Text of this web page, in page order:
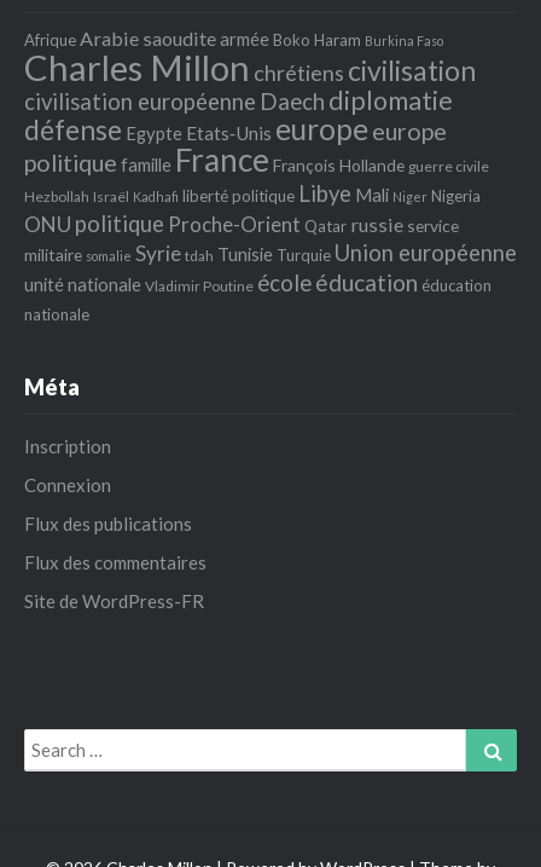
AfriqueArabie saoudite armée Boko Haram Burkina Faso
Charles Millon chrétiens civilisation
civilisation européenne Daech diplomatie
défense Egypte Etats‐Unis europeeurope
politique famille France François Hollande guerre civile
Hezbollah Israël Kadhafi liberté politique Libye Mali Niger Nigeria
ONU politique Proche-Orient Qatar russie service
militaire somalie Syrie tdah Tunisie Turquie Union européenne
unité nationale Vladimir Poutine écoleéducation éducation
nationale
Méta
Inscription
Connexion
Flux des publications
Flux des commentaires
Site de WordPress-FR
Search
for: